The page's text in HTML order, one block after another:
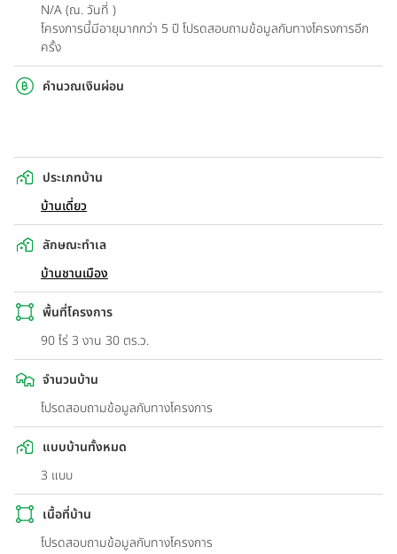
N/A (ณ. วันที่ )
โครงการนี้มีอายุมากกว่า 5 ปี โปรดสอบถามข้อมูลกับทางโครงการอีก
ครั้ง
คำนวณเงินผ่อน
ประเภทบ้าน
บ้านเดี่ยว
ลักษณะทำเล
บ้านชานเมือง
พื้นที่โครงการ
90 ไร่ 3 งาน 30 ตร.ว.
จำนวนบ้าน
โปรดสอบถามข้อมูลกับทางโครงการ
แบบบ้านทั้งหมด
3 แบบ
เนื้อที่บ้าน
โปรดสอบถามข้อมูลกับทางโครงการ